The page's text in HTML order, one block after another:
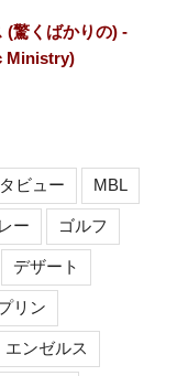
(驚くばかりの) -
Ministry)
ビュー MBL
ー ゴルフ
デザート
リン
エンゼルス